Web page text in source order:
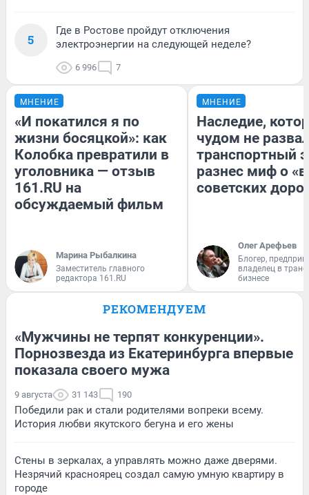
5
Где в Ростове пройдут отключения
электроэнергии на следующей неделе?
6 996 7
МНЕНИЕ
«И покатился я по
жизни босяцкой»: как
Колобка превратили в
уголовника — отзыв
161.RU на
обсуждаемый фильм
Марина Рыбалкина
Заместитель главного
редактора 161.RU
МНЕНИЕ
Наследие,
чудом не
транспортный
разнес миф о
советских
Олег Арефьев
Блогер,
владелец в
бизнесе
РЕКОМЕНДУЕМ
«Мужчины не терпят конкуренции».
Порнозвезда из Екатеринбурга впервые
показала своего мужа
9 августа 31 143 190
Победили рак и стали родителями вопреки всему.
История любви якутского бегуна и его жены
Стены в зеркалах, а управлять можно даже дверями.
Незрячий красноярец создал самую умную квартиру в
городе